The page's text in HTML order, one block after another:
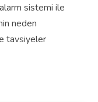
sistemi ile
neden
tavsiyeler